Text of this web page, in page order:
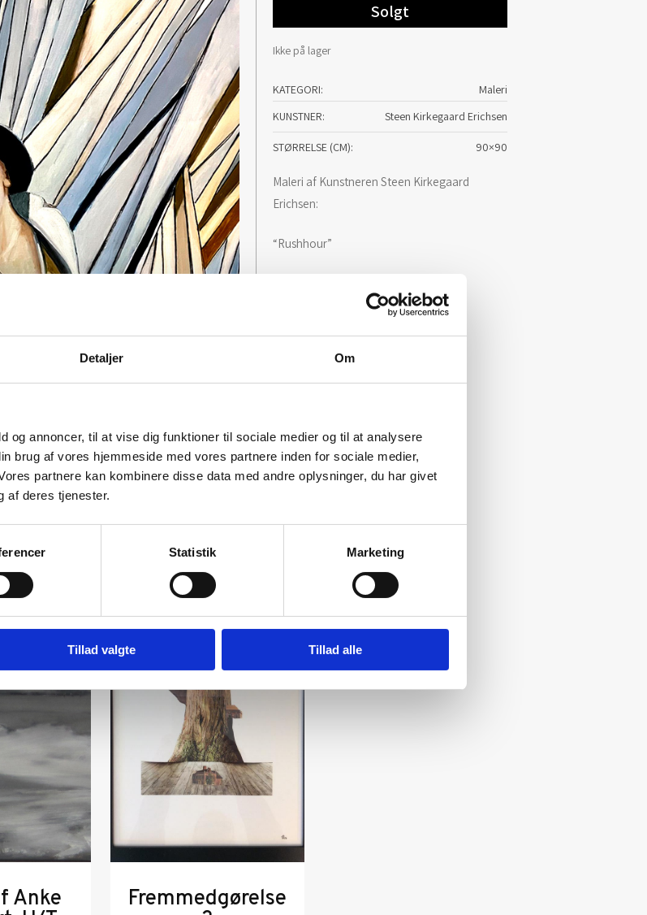
Detaljer Om
og annoncer, til at vise dig funktioner til sociale medier og til at analysere
brug af vores hjemmeside med vores partnere inden for sociale medier,
partnere kan kombinere disse data med andre oplysninger, du har givet
af deres tjenester.
Statistik Marketing
Tillad valgte Tillad alle
Solgt
Ikke på lager
KATEGORI:
Maleri
KUNSTNER
Steen Kirkegaard Erichsen
STØRRELSE (CM) 90×90
Maleri af Kunstneren Steen Kirkegaard
Erichsen:
“Rushhour”
Anke Fremmedgørelse